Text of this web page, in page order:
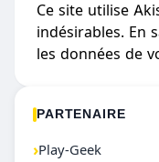
Ce site utilise
indésirables. En
les données de
PARTENAIRE
›Play-Geek